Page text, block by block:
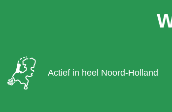
Actief in heel Noord-Holland